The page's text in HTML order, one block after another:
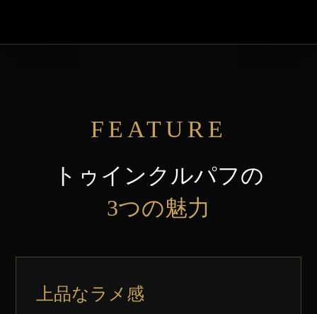
FEATURE
トゥインクルパフの
3つの魅力
上品なラメ感